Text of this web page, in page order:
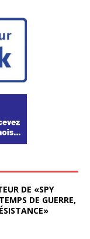
DE «SPY
DE GUERRE,